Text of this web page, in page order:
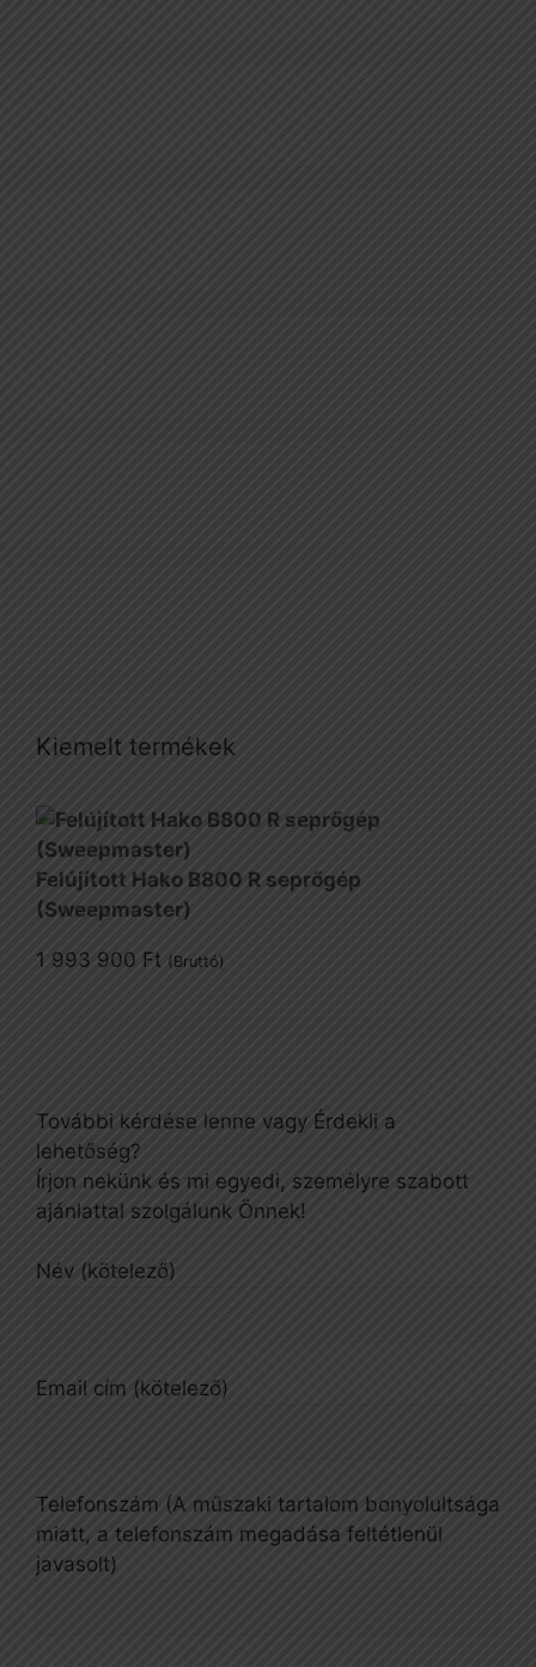
Kiemelt termékek
Felújított Hako B800 R seprőgép
(Sweepmaster)
1 993 900 Ft (Bruttó)
További kérdése lenne vagy Érdekli a
lehetőség?
Írjon nekünk és mi egyedi, személyre szabott
ajánlattal szolgálunk Önnek!
Név (kötelező)
Email cím (kötelező)
Telefonszám (A műszaki tartalom bonyolultsága
miatt, a telefonszám megadása feltétlenül
javasolt)